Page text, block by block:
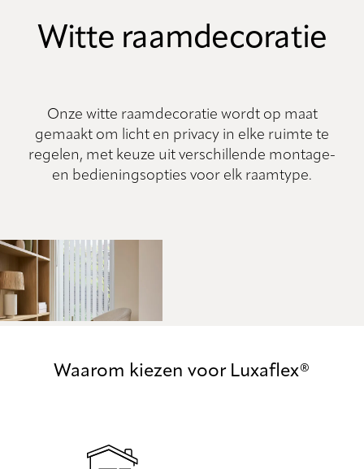
Witte raamdecoratie
Onze witte raamdecoratie wordt op maat
gemaakt om licht en privacy in elke ruimte te
regelen, met keuze uit verschillende montage-
en bedieningsopties voor elk raamtype.
Waarom kiezen voor Luxaflex®